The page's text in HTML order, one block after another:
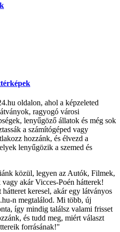
oldalon, ahol a képzeleted
ragyogó városi
lenyűgöző állatok és még sok
a számítógéped vagy
hozzánk, és élvezd a
lenyűgözik a szemed és
közül, legyen az Autók, Filmek,
akár Vicces-Poén hátterek!
keresel, akár egy látványos
n megtalálod. Mi több, új
így mindig találsz valami frisset
és tudd meg, miért választ
forrásának!"